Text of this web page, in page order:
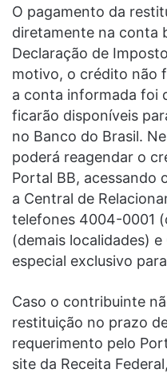
O pagamento da
diretamente na conta
Declaração de
motivo, o crédito não
a conta informada foi
ficarão disponíveis
no Banco do Brasil.
poderá reagendar o
Portal BB, acessando
a Central de
telefones 4004-0001
(demais localidades)
especial exclusivo
Caso o contribuinte
restituição no prazo
requerimento pelo
site da Receita